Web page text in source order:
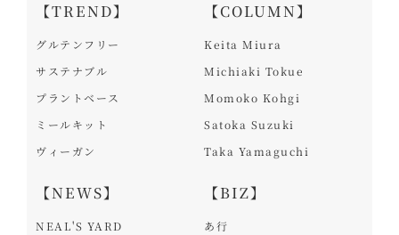
【TREND】
グルテンフリー
サステナブル
プラントベース
ミールキット
ヴィーガン
【NEWS】
NEAL'S YARD
【COLUMN】
Keita Miura
Michiaki Tokue
Momoko Kohgi
Satoka Suzuki
Taka Yamaguchi
【BIZ】
あ行